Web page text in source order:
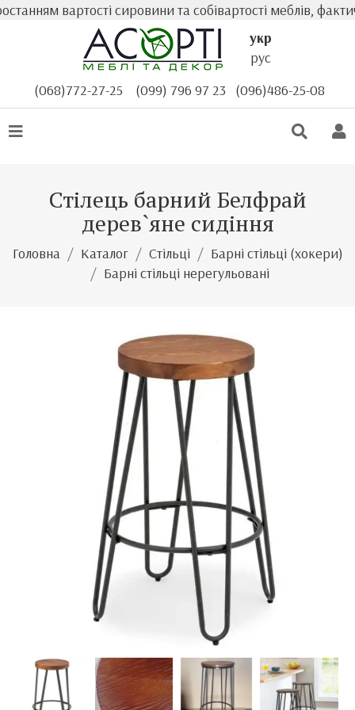
вартості сировини та собівартості меблів,
укр
рус
(068)772-27-25
(099) 796 97 23 (096)486-25-08
Стілець барний Белфрай
дерев`яне сидіння
Головна Каталог Стільці
Барні стільці (хокери)
Барні стільці нерегульовані